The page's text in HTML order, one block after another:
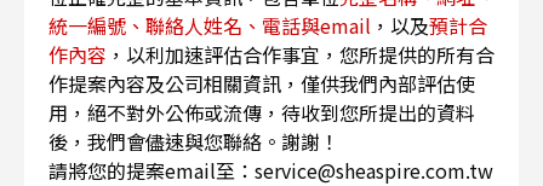
統一編號、聯絡人姓名、電話與email ，以及預計合
作內容 ，以利加速評估合作事宜，您所提供的所有合
作提案內容及公司相關資訊，僅供我們內部評估使
用，絕不對外公佈或流傳，待收到您所提出的資料
後，我們會儘速與您聯絡。謝謝！
請將您的提案email至：service@sheaspire.com.tw